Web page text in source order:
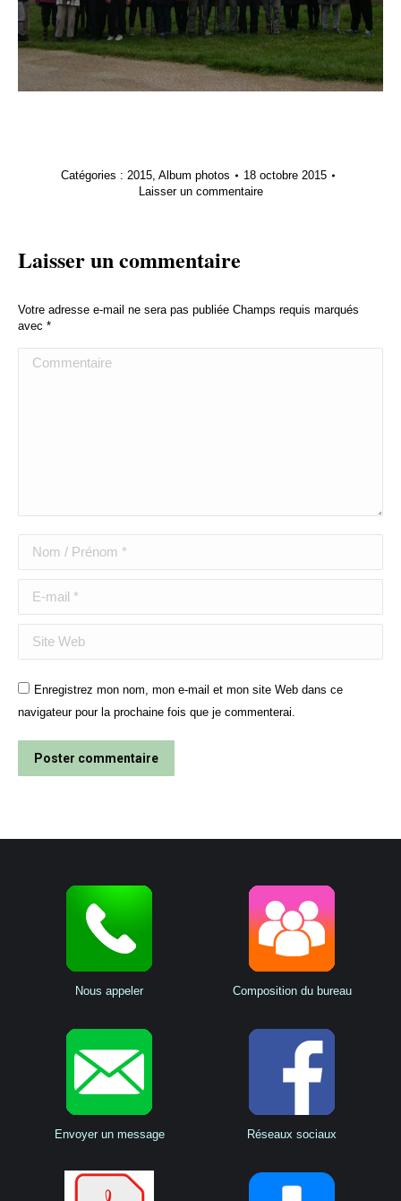
Catégories : 2015 Album photos
18 octobre 2015
Laisser un commentaire
Laisser un commentaire
Votre adresse e-mail ne sera pas publiée Champs requis marqués
avec *
Commentaire
Nom / Prénom *
E-mail *
Site Web
Enregistrez mon nom, mon e-mail et mon site Web dans ce
navigateur pour la prochaine fois que je commenterai.
Poster commentaire
Nous appeler Composition du bureau
Envoyer un message Réseaux sociaux